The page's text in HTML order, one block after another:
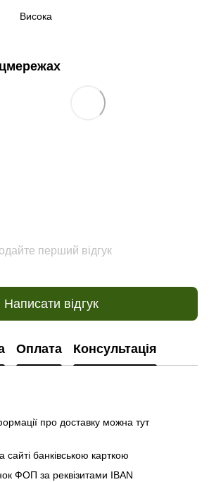
Висока
перший відгук
Написати відгук
Оплата Консультація
про доставку можна тут
банківською карткою
ФОП за реквізитами IBAN